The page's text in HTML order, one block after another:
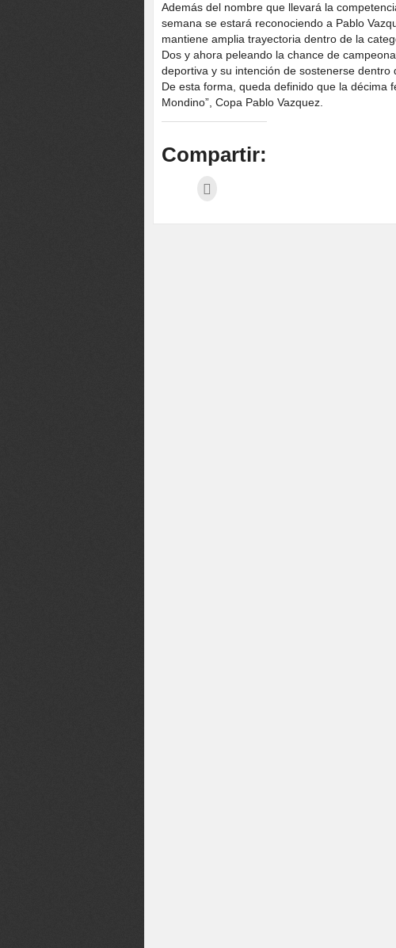
Además del nombre que llevará la
semana se estará reconociendo a Pablo
mantiene amplia trayectoria dentro de la
Dos y ahora peleando la chance de
deportiva y su intención de sostenerse dentro
De esta forma, queda definido que la décima
Mondino”, Copa Pablo Vazquez.
Compartir: